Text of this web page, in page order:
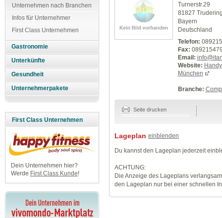
Unternehmen nach Branchen
Infos für Unternehmer
First Class Unternehmen
Gastronomie
Unterkünfte
Gesundheit
Unternehmerpakete
First Class Unternehmen
Dein Unternehmen hier?
Werde First Class Kunde!
Turnerstr.29
81827
Bayern
Deutschland
Telefon:
Fax:
Email:
Website:
München
Branche:
Seite drucken
Lageplan einblenden
Du kannst den Lageplan jederzeit
ACHTUNG:
Die Anzeige des Lageplans
den Lageplan nur bei einer schnellen